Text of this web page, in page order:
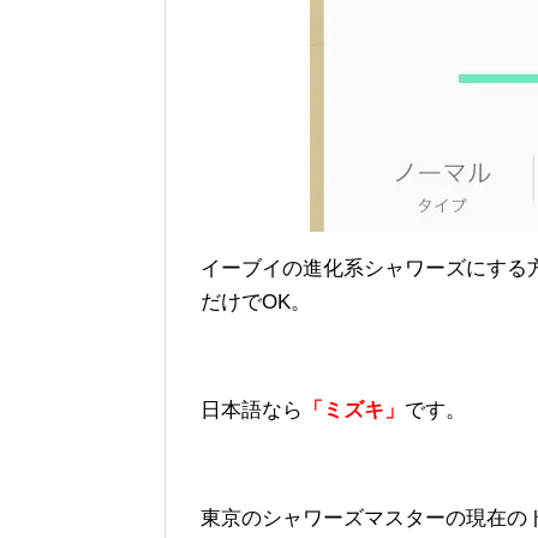
イーブイの進化系シャワーズにする
だけでOK。
日本語なら 「ミズキ」 です。
東京のシャワーズマスターの現在の